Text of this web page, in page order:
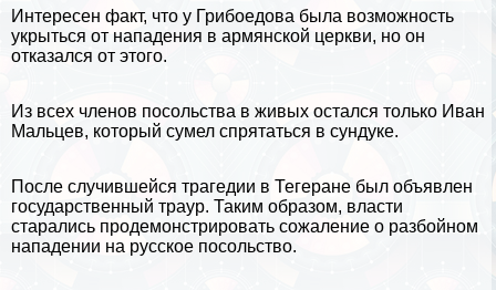
Интересен факт, что у Грибоедова была возможность
укрыться от нападения в армянской церкви, но он
отказался от этого.
Из всех члeнов посольства в живых остался только Иван
Мальцев, который сумел спрятаться в сундуке.
После случившейся трагедии в Тегеране был объявлен
государственный траур. Таким образом, власти
старались продемонстрировать сожаление о разбойном
нападении на русское посольство.